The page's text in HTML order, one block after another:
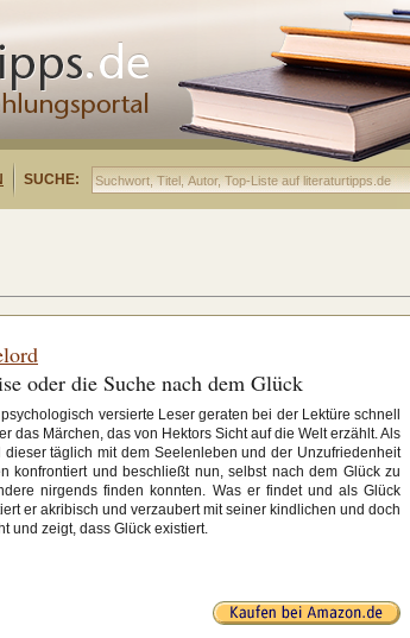
SUCHE:
oder die Suche nach dem Glück
versierte Leser geraten bei der Lektüre schnell
das Märchen, das von Hektors Sicht auf die Welt erzählt. Als
dieser täglich mit dem Seelenleben und der Unzufriedenheit
konfrontiert und beschließt nun, selbst nach dem Glück zu
nirgends finden konnten. Was er findet und als Glück
er akribisch und verzaubert mit seiner kindlichen und doch
und zeigt, dass Glück existiert.